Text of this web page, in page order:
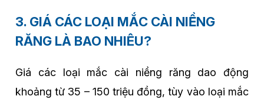
3. GIÁ CÁC LOẠI MẮC CÀI NIỀNG
RĂNG LÀ BAO NHIÊU?
Giá các loại mắc cài niềng răng dao động
khoảng từ 35 – 150 triệu đồng, tùy vào loại mắc